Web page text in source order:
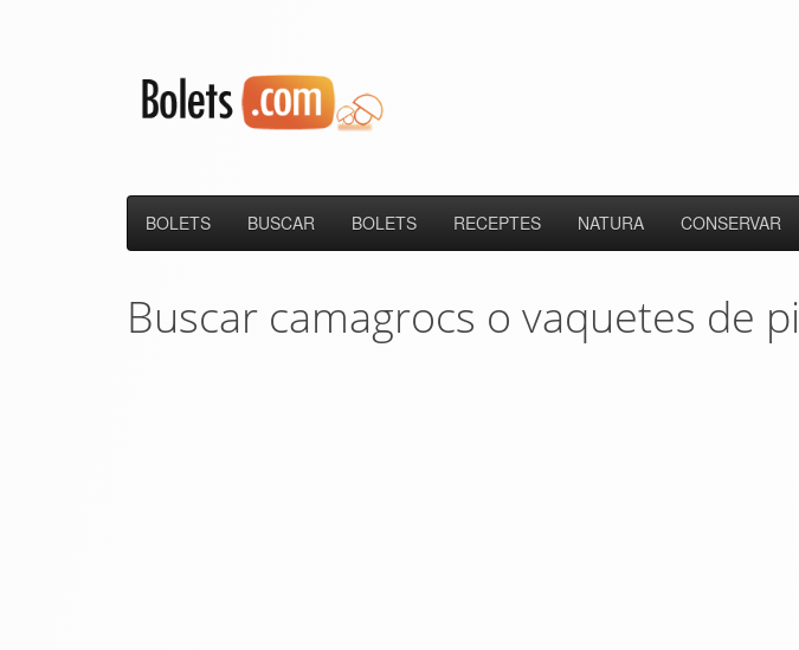
BOLETS BUSCAR BOLETS RECEPTES NATURA CONSERVAR
Buscar camagrocs o vaquetes de pi